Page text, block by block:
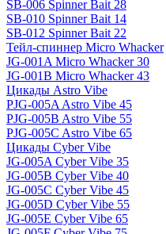
SB-006 Spinner Bait 28
SB-010 Spinner Bait 14
SB-012 Spinner Bait 22
Тейл-спиннер Micro Whacker
JG-001A Micro Whacker 30
JG-001B Micro Whacker 43
Цикады Astro Vibe
PJG-005A Astro Vibe 45
PJG-005B Astro Vibe 55
PJG-005C Astro Vibe 65
Цикады Cyber Vibe
JG-005A Cyber Vibe 35
JG-005B Cyber Vibe 40
JG-005C Cyber Vibe 45
JG-005D Cyber Vibe 55
JG-005E Cyber Vibe 65